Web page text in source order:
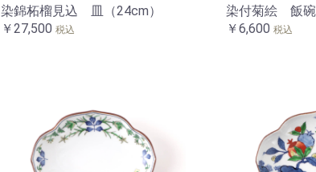
染錦柘榴見込 皿（24cm）
￥27,500 税込
染付菊絵 飯碗
￥6,600 税込
お買い物を続ける カートへ進む